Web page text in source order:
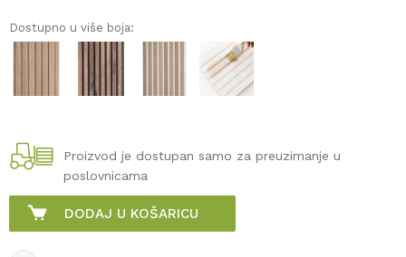
Dostupno u više boja:
Proizvod je dostupan samo za preuzimanje u
poslovnicama
DODAJ U KOŠARICU